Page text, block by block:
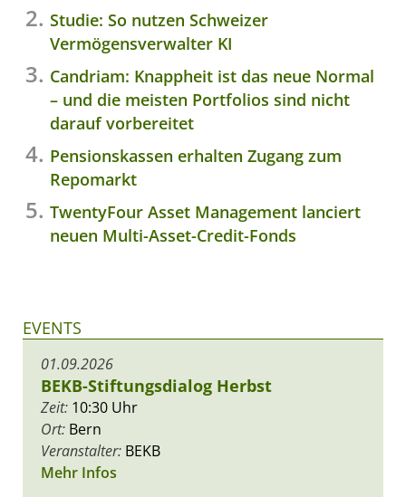
Studie: So nutzen Schweizer
Vermögensverwalter KI
Candriam: Knappheit ist das neue Normal
– und die meisten Portfolios sind nicht
darauf vorbereitet
Pensionskassen erhalten Zugang zum
Repomarkt
TwentyFour Asset Management lanciert
neuen Multi-Asset-Credit-Fonds
EVENTS
01.09.2026
BEKB-Stiftungsdialog Herbst
Zeit: 10:30 Uhr
Ort: Bern
Veranstalter: BEKB
Mehr Infos